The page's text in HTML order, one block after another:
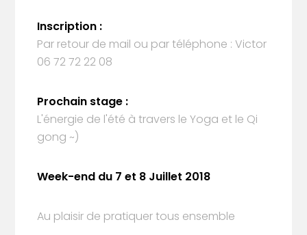
Inscription :
Par retour de mail ou par téléphone : Victor
06 72 72 22 08
Prochain stage :
L'énergie de l'été à travers le Yoga et le Qi
gong ~)
Week-end du 7 et 8 Juillet 2018
Au plaisir de pratiquer tous ensemble